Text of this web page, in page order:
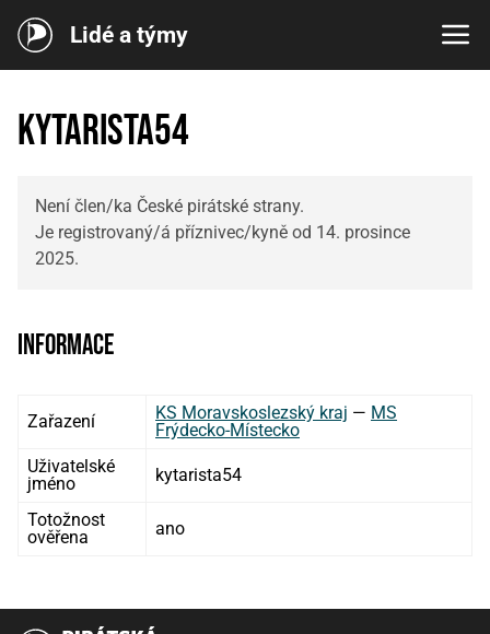
Lidé a týmy
kytarista54
Není člen/ka České pirátské strany.
Je registrovaný/á příznivec/kyně od 14. prosince
2025.
Informace
Zařazení KS Moravskoslezský kraj — MS
Frýdecko-Místecko
Uživatelské
jméno
kytarista54
Totožnost
ověřena
ano